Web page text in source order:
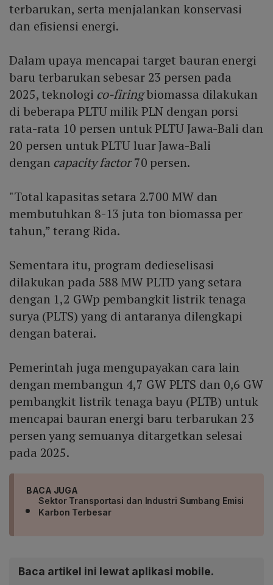
terbarukan, serta menjalankan konservasi
dan efisiensi energi.
Dalam upaya mencapai target bauran energi
baru terbarukan sebesar 23 persen pada
2025, teknologi co-firingbiomassa dilakukan
di beberapa PLTU milik PLN dengan porsi
rata-rata 10 persen untuk PLTU Jawa-Bali dan
20 persen untuk PLTU luar Jawa-Bali
dengan capacity factor70 persen.
"Total kapasitas setara 2.700 MW dan
membutuhkan 8-13 juta ton biomassa per
tahun,” terang Rida.
Sementara itu, program dedieselisasi
dilakukan pada 588 MW PLTD yang setara
dengan 1,2 GWp pembangkit listrik tenaga
surya (PLTS) yang di antaranya dilengkapi
dengan baterai.
Pemerintah juga mengupayakan cara lain
dengan membangun 4,7 GW PLTS dan 0,6 GW
pembangkit listrik tenaga bayu (PLTB) untuk
mencapai bauran energi baru terbarukan 23
persen yang semuanya ditargetkan selesai
pada 2025.
BACA JUGA
Sektor Transportasi dan Industri Sumbang Emisi
Karbon Terbesar
Baca artikel ini lewat aplikasi mobile.